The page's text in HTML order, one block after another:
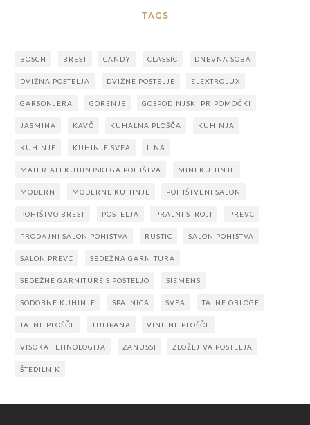
TAGS
BOSCH BREST CANDY CLASSIC DNEVNA SOBA
DVIŽNA POSTELJA DVIŽNE POSTELJE ELEXTROLUX
GARSONJERA GORENJE GOSPODINJSKI PRIPOMOČKI
JASMINA KAVČ KUHALNA PLOŠČA KUHINJA
KUHINJE KUHINJE SVEA LINA
MATERIALI KUHINJSKEGA POHIŠTVA MINI KUHINJE
MODERN MODERNE KUHINJE POHIŠTVENI SALON
POHIŠTVO BREST POSTELJA PRALNI STROJI PREVC
PRODAJNI SALON POHIŠTVA RUSTIC SALON POHIŠTVA
SALON PREVC SEDEŽNA GARNITURA
SEDEŽNE GARNITURE S POSTELJO SIEMENS
SODOBNE KUHINJE SPALNICA SVEA TALNE OBLOGE
TALNE PLOŠČE TULIPANA VINILNE PLOŠČE
VISOKA TEHNOLOGIJA ZANUSSI ZLOŽLJIVA POSTELJA
ŠTEDILNIK